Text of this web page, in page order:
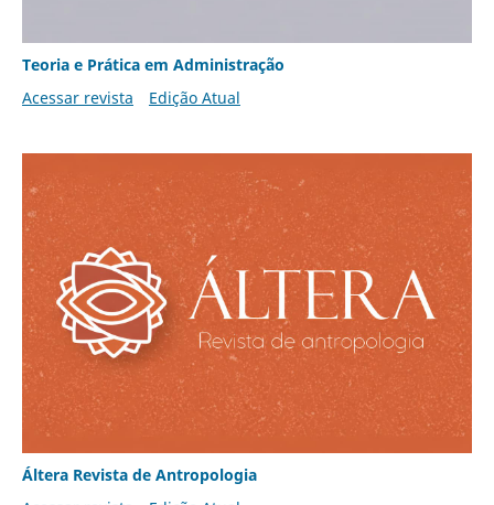
Teoria e Prática em Administração
Acessar revista
Edição Atual
Áltera Revista de Antropologia